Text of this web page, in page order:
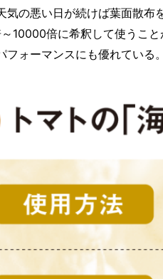
気の悪い日が続けば葉面散
10000倍に希釈して使うこ
フォーマンスにも優れている。